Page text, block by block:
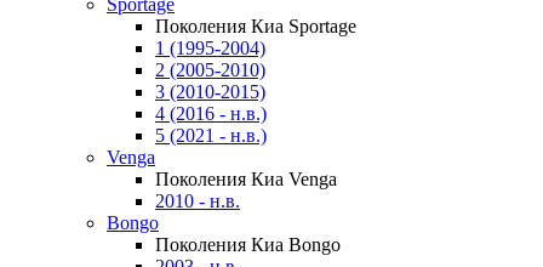
Sportage
Поколения Киа Sportage
1 (1995-2004)
2 (2005-2010)
3 (2010-2015)
4 (2016 - н.в.)
5 (2021 - н.в.)
Venga
Поколения Киа Venga
2010 - н.в.
Bongo
Поколения Киа Bongo